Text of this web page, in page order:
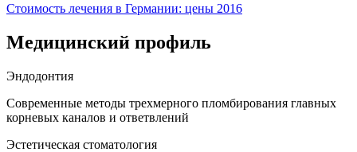
Стоимость лечения в Германии: цены 2016
Медицинский профиль
Эндодонтия
Современные методы трехмерного пломбирования главных
корневых каналов и ответвлений
Эстетическая стоматология